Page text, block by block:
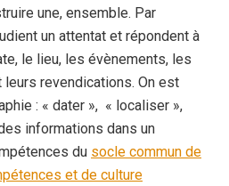
une, ensemble. Par
un attentat et répondent à
le lieu, les évènements, les
revendications. On est
: « dater », « localiser »,
informations dans un
du socle commun de
et de culture